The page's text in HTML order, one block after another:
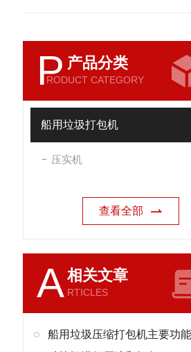
P 产品分类
RODUCT CATEGORY
船用垃圾打包机
压实机
查看全部
A相关文章
RTICLES
船用垃圾压缩打包机主要功